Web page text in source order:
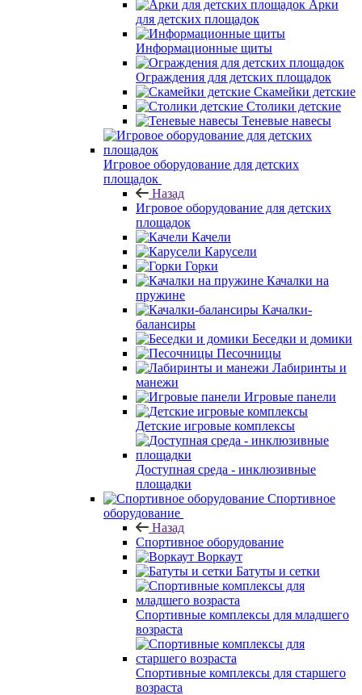
Арки
для детских площадок
Информационные щиты
Ограждения для детских площадок
Скамейки детские
Столики детские
Теневые навесы
Игровое оборудование для детских
площадок
Назад
Игровое оборудование для детских
площадок
Качели
Карусели
Горки
Качалки на
пружине
Качалки-
балансиры
Беседки и домики
Песочницы
Лабиринты и
манежи
Игровые панели
Детские игровые комплексы
Доступная среда - инклюзивные
площадки
Спортивное
оборудование
Назад
Спортивное оборудование
Воркаут
Батуты и сетки
Спортивные комплексы для младшего
возраста
Спортивные комплексы для старшего
возраста